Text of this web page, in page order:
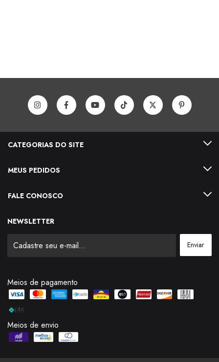
CATEGORIAS DO SITE
MEUS PEDIDOS
FALE CONOSCO
NEWSLETTER
Meios de pagamento
Meios de envio